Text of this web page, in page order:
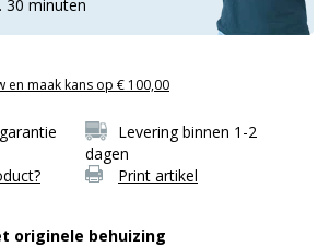
30 minuten
en maak kans op € 100,00
Levering binnen 1-2
dagen
Print artikel
originele behuizing